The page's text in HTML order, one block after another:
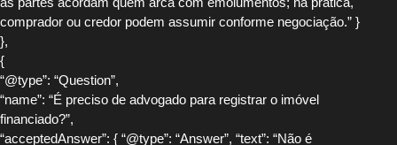
comprador ou credor podem assumir conforme negociação.” }
},
{
“@type”: “Question”,
“name”: “É preciso de advogado para registrar o imóvel
financiado?”,
“acceptedAnswer”: { “@type”: “Answer”, “text”: “Não é